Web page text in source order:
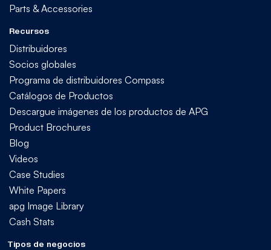
Parts & Accessories
Recursos
Distribuidores
Socios globales
Programa de distribuidores Compass
Catálogos de Productos
Descargue imágenes de los productos de APG
Product Brochures
Blog
Videos
Case Studies
White Papers
apg Image Library
Cash Stats
Tipos de negocios